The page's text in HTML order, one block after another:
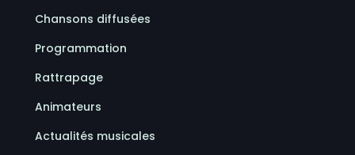
Chansons diffusées
Programmation
Rattrapage
Animateurs
Actualités musicales